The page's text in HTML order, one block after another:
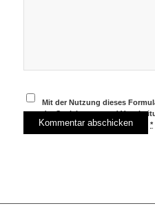
Mit der Nutzung dieses
der Speicherung und
diese Website einverstanden.*